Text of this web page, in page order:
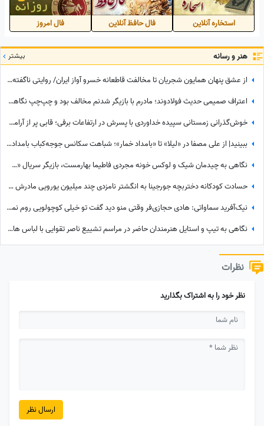
استخاره آنلاین فال حافظ آنلاین فال امروز
هنر و رسانه بیشتر
از عشق پنهان همایون شجریان تا مخالفت قاطعانه خسرو آواز ایران/ روایتی ناگفته از رویایی که در سایه موسیقی ماند!
اعتراف صمیمی حدیث فولادوند؛ مادرم با بازیگر شدنم مخالف بود و چپ‌چپ نگاهم می‌کرد! + ویدئو
خوش‌گذرانی زمستانی سپیده خداوردی با پسرش در ارتفاعات برفی؛ قابی پر از آرامش در دل طبیعت
ببینید| از علی مصفا در «لیلا» تا «بامداد خمار»؛ شباهت سکانس جوجه‌کباب بامداد خمار و لیلا سوژه شد
نگاهی به چیدمان شیک و لوکس خونه مجردی فاطیما بهارمست، بازیگر سریال «صفا با خانواده» / از مبلمان کلاسیک و پرده‌های اعیانی تا کتاب‌خونه و ...
حسادت کودکانه دختربچه جورجینا به انگشتر نامزدی چند میلیون یورویی مادرش که رونالدو به او هدیه داده بود!
نیک‌آفرید سماواتی: هادی حجازی‌فر وقتی منو دید گفت تو خیلی کوچولویی روم نمی‌شه عاشقت بشم !
نگاهی به تیپ و استایل هنرمندان حاضر در مراسم تشییع ناصر تقوایی با لباس های رنگی و سفید به سفارش همسر آن مرحوم/ محسن شریفیان، شهاب حسینی، مارال بنی آدم، ستاره اسکندری و...
نظرات
نظر خود را به اشتراک بگذارید
ارسال نظر